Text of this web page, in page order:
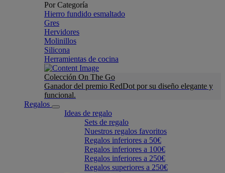
Por Categoría
Hierro fundido esmaltado
Gres
Hervidores
Molinillos
Silicona
Herramientas de cocina
Colección On The Go
Ganador del premio RedDot por su diseño elegante y
funcional.
Regalos
Ideas de regalo
Sets de regalo
Nuestros regalos favoritos
Regalos inferiores a 50€
Regalos inferiores a 100€
Regalos inferiores a 250€
Regalos superiores a 250€